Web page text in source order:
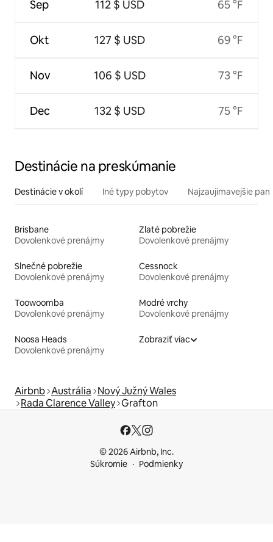
Sep
Okt
Nov
Dec
112 $ USD
127 $ USD
106 $ USD
132 $ USD
65 °F
69 °F
73 °F
75 °F
Destinácie na preskúmanie
Destinácie v okolí Iné typy pobytov Najzaujímavejšie
Brisbane
Dovolenkové prenájmy
Zlaté pobrežie
Dovolenkové prenájmy
Slnečné pobrežie
Dovolenkové prenájmy
Cessnock
Dovolenkové prenájmy
Toowoomba
Dovolenkové prenájmy
Modré vrchy
Dovolenkové prenájmy
Noosa Heads
Dovolenkové prenájmy
Zobraziť viac
Airbnb Austrália Nový Južný Wales
Rada Clarence Valley Grafton
© 2026 Airbnb, Inc.
Súkromie
Podmienky